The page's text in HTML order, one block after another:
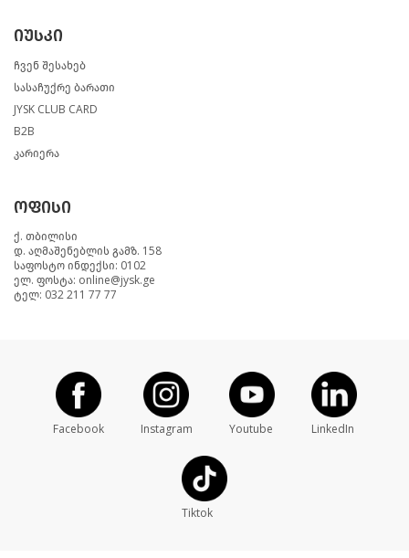
იუსკი
ჩვენ შესახებ
სასაჩუქრე ბარათი
JYSK CLUB CARD
B2B
კარიერა
ოფისი
ქ. თბილისი
დ. აღმაშენებლის გამზ. 158
საფოსტო ინდექსი: 0102
ელ. ფოსტა: online@jysk.ge
ტელ: 032 211 77 77
Facebook Instagram Youtube LinkedIn
Tiktok